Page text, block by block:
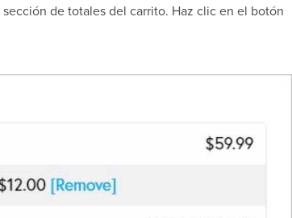
de totales del carrito. Haz clic en el botón